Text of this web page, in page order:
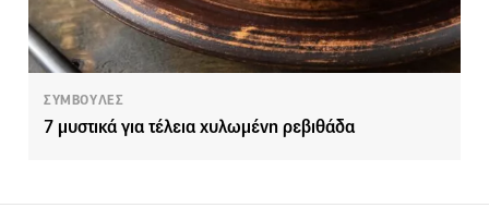
ΣΥΜΒΟΥΛΕΣ
7 μυστικά για τέλεια χυλωμένη ρεβιθάδα